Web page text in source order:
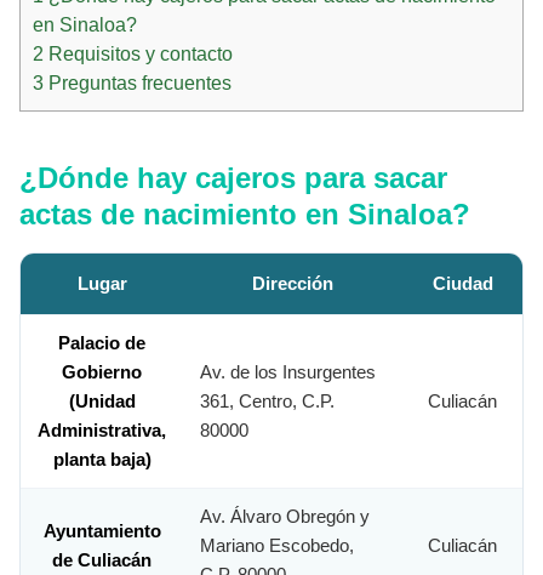
en Sinaloa?
2 Requisitos y contacto
3 Preguntas frecuentes
¿Dónde hay cajeros para sacar
actas de nacimiento en Sinaloa?
Lugar Dirección Ciudad
Palacio de
Gobierno
(Unidad
Administrativa,
planta baja)
Av. de los Insurgentes
361, Centro, C.P.
80000
Culiacán
Ayuntamiento
de Culiacán
Av. Álvaro Obregón y
Mariano Escobedo,
Culiacán